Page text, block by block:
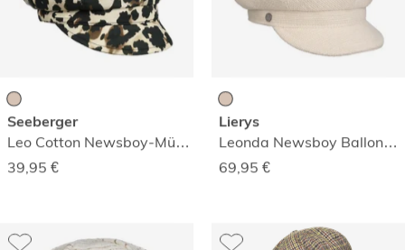
Seeberger
Leo Cotton Newsboy-Mütze
39,95 €
Lierys
Leonda Newsboy Ballonmütze
69,95 €